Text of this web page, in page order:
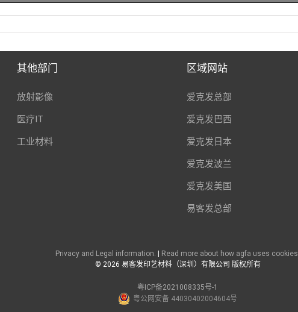
其他部门
放射影像
医疗IT
工业材料
区域网站
爱克发总部
爱克发巴西
爱克发日本
爱克发波兰
爱克发美国
易客发总部
Privacy and Legal information. | Read more about how agfa uses cookies.
© 2026 易客发印艺材料（深圳）有限公司 版权所有
粤ICP备2021008335号-1
粤公网安备 44030402004604号